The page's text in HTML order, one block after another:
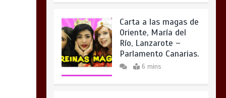
Carta a las magas de
Oriente, María del
Río, Lanzarote –
Parlamento Canarias.
6 mins